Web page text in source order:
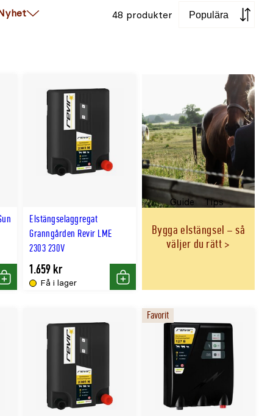
Sortera
48 produkter
Köp
Elstängselaggregat
Granngården Revir LME
2303 230V
Få i lager
1.659 kr
Köp
Guide Tips
Bygga elstängsel – så
väljer du rätt
Favorit